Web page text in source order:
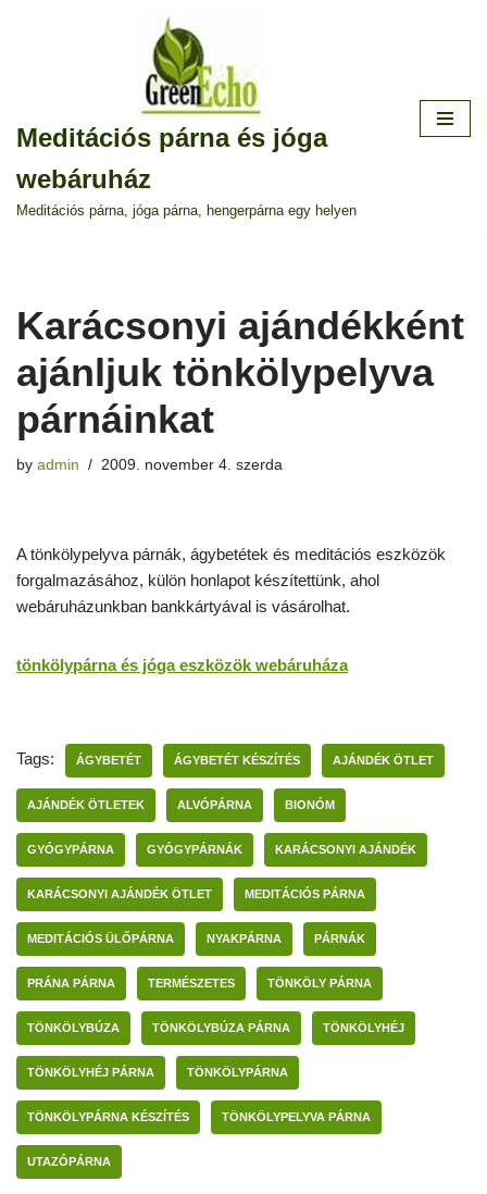
Meditációs párna és jóga
webáruház
Meditációs párna, jóga párna, hengerpárna egy helyen
Karácsonyi ajándékként
ajánljuk tönkölypelyva
párnáinkat
by admin 2009. november 4. szerda
A tönkölypelyva párnák, ágybetétek és meditációs eszközök
forgalmazásához, külön honlapot készítettünk, ahol
webáruházunkban bankkártyával is vásárolhat.
tönkölypárna és jóga eszközök webáruháza
Tags: ÁGYBETÉT ÁGYBETÉT KÉSZÍTÉS AJÁNDÉK ÖTLET
AJÁNDÉK ÖTLETEK ALVÓPÁRNA BIONÓM
GYÓGYPÁRNA GYÓGYPÁRNÁK KARÁCSONYI AJÁNDÉK
KARÁCSONYI AJÁNDÉK ÖTLET MEDITÁCIÓS PÁRNA
MEDITÁCIÓS ÜLŐPÁRNA NYAKPÁRNA PÁRNÁK
PRÁNA PÁRNA TERMÉSZETES TÖNKÖLY PÁRNA
TÖNKÖLYBÚZA TÖNKÖLYBÚZA PÁRNA TÖNKÖLYHÉJ
TÖNKÖLYHÉJ PÁRNA TÖNKÖLYPÁRNA
TÖNKÖLYPÁRNA KÉSZÍTÉS TÖNKÖLYPELYVA PÁRNA
UTAZÓPÁRNA